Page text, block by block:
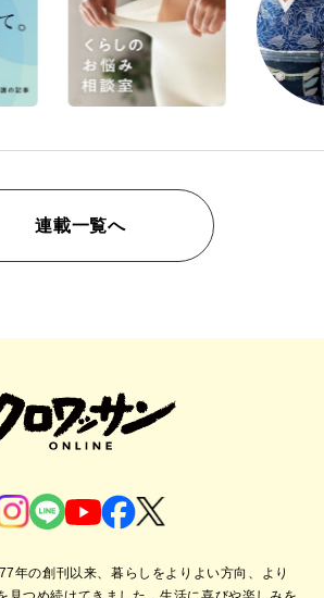
連載一覧へ
年の創刊以来、暮らしをよりよい方向、より